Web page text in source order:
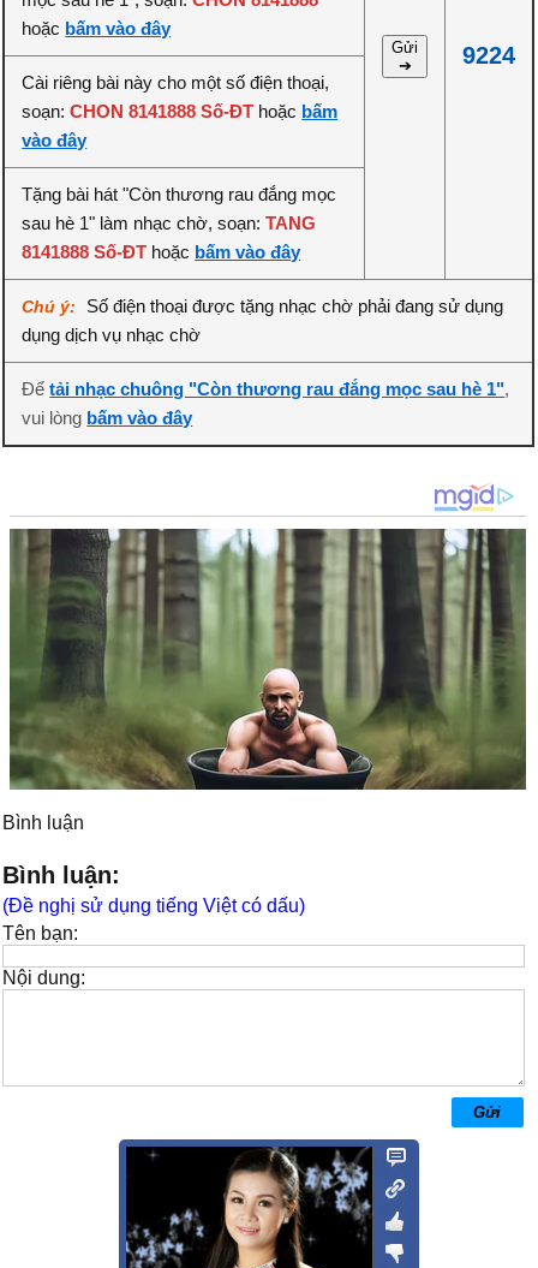
Gửi
➔
9224
hoặc bấm vào đây
Cài riêng bài này cho một số điện thoại,
soạn:CHON 8141888 Số-ĐT hoặc bấm
vào đây
Tặng bài hát "Còn thương rau đắng mọc
sau hè 1" làm nhạc chờ, soạn:TANG
8141888 Số-ĐT hoặc bấm vào đây
Chú ý:
Số điện thoại được tặng nhạc chờ phải đang sử dụng
dụng dịch vụ nhạc chờ
Đểtải nhạc chuông "Còn thương rau đắng mọc sau hè 1",
vui lòng bấm vào đây
Bình luận
Bình luận:
(Đề nghị sử dụng tiếng Việt có dấu)
Tên bạn:
Nội dung: